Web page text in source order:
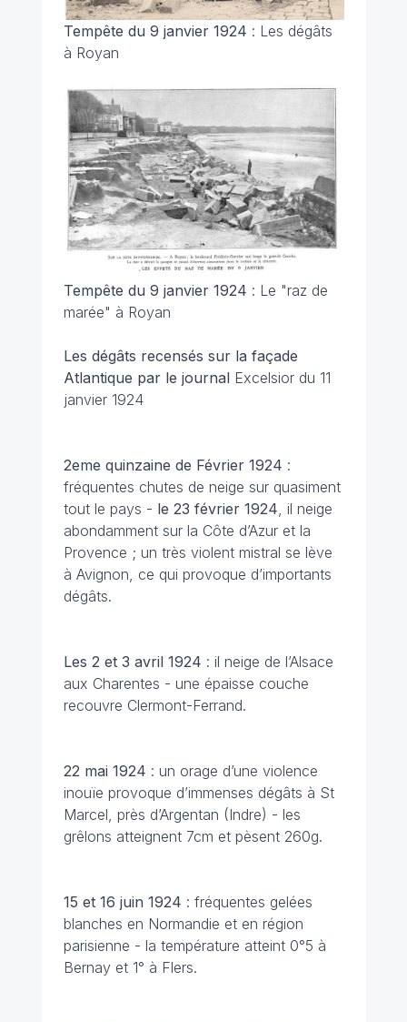
Tempête du 9 janvier 1924 : Les dégâts
à Royan
Tempête du 9 janvier 1924 : Le "raz de
marée" à Royan
Les dégâts recensés sur la façade
Atlantique par le journal Excelsior du 11
janvier 1924
2eme quinzaine de Février 1924 :
fréquentes chutes de neige sur quasiment
tout le pays - le 23 février 1924 , il neige
abondamment sur la Côte d’Azur et la
Provence ; un très violent mistral se lève
à Avignon, ce qui provoque d’importants
dégâts.
Les 2 et 3 avril 1924 : il neige de l’Alsace
aux Charentes - une épaisse couche
recouvre Clermont-Ferrand.
22 mai 1924 : un orage d’une violence
inouïe provoque d’immenses dégâts à St
Marcel, près d’Argentan (Indre) - les
grêlons atteignent 7cm et pèsent 260g.
15 et 16 juin 1924 : fréquentes gelées
blanches en Normandie et en région
parisienne - la température atteint 0°5 à
Bernay et 1° à Flers.